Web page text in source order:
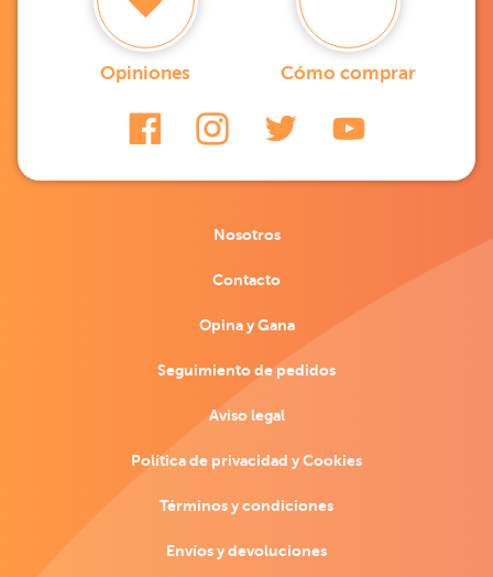
Opiniones Cómo comprar
Nosotros
Contacto
Opina y Gana
Seguimiento de pedidos
Aviso legal
Política de privacidad y Cookies
Términos y condiciones
Envíos y devoluciones